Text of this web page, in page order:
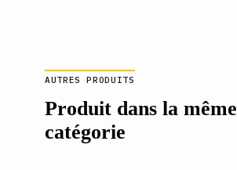
AUTRES PRODUITS
Produit dans la même
catégorie